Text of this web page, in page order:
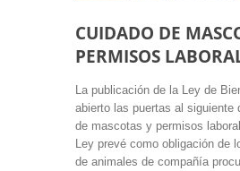
CUIDADO DE
PERMISOS
La publicación de la Ley de
abierto las puertas al siguiente
de mascotas y permisos
Ley prevé como obligación de
de animales de compañía